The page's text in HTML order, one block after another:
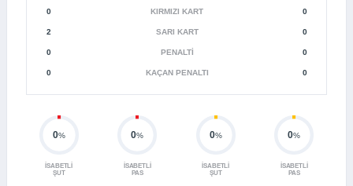
0 KIRMIZI KART 0
2 SARI KART 0
0 PENALTI 0
0 KAÇAN PENALTI 0
0%
İSABETLI
ŞUT
0%
İSABETLI
PAS
0%
İSABETLI
ŞUT
0%
İSABETLI
PAS